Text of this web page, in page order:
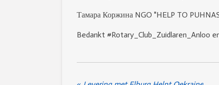
Тамара Коржина NGO "HELP TO
Bedankt #Rotary_Club_Zuidlaren_Anloo